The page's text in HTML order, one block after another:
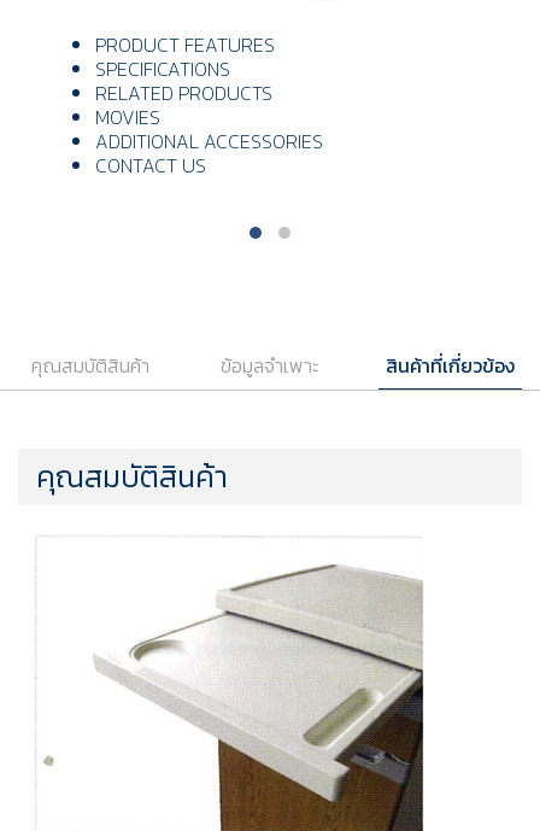
PRODUCT FEATURES
SPECIFICATIONS
RELATED PRODUCTS
MOVIES
ADDITIONAL ACCESSORIES
CONTACT US
คุณสมบัติสินค้า ข้อมูลจำเพาะ สินค้าที่เกี่ยวข้อง
คุณสมบัติสินค้า